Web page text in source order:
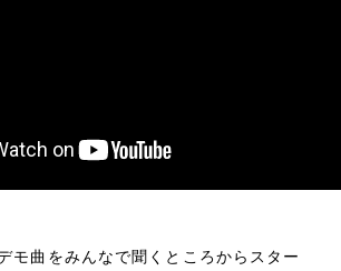
モ曲をみんなで聞くところからスター